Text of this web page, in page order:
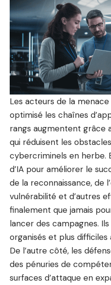
Les acteurs de la
optimisé les chaînes
rangs augmentent grâce
qui réduisent les
cybercriminels en herbe.
d’IA pour améliorer le
de la reconnaissance, de
vulnérabilité et d’autres
finalement que jamais
lancer des campagnes.
organisés et plus difficiles
De l’autre côté, les
des pénuries de
surfaces d’attaque en